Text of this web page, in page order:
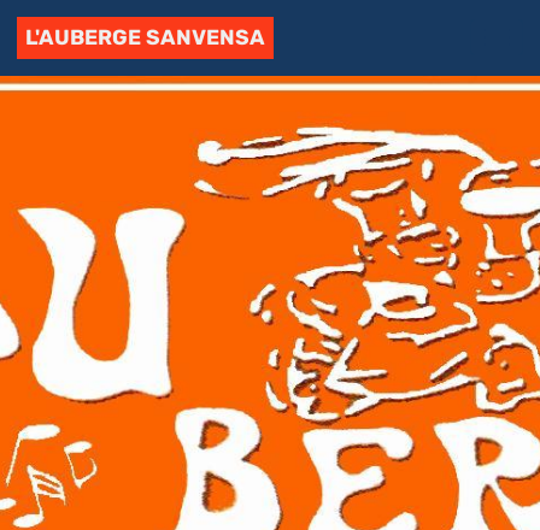
L'AUBERGE SANVENSA